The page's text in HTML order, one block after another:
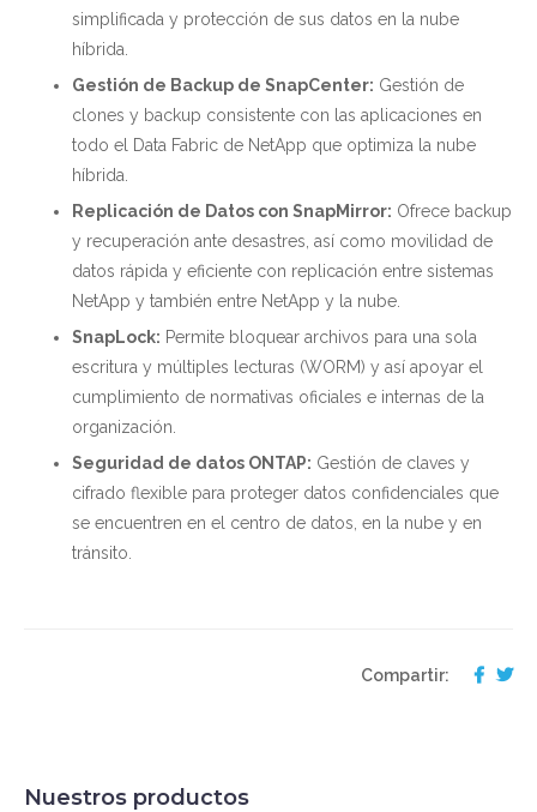
simplificada y protección de sus datos en la nube
híbrida.
Gestión de Backup de SnapCenter: Gestión de
clones y backup consistente con las aplicaciones en
todo el Data Fabric de NetApp que optimiza la nube
híbrida.
Replicación de Datos con SnapMirror: Ofrece backup
y recuperación ante desastres, así como movilidad de
datos rápida y eficiente con replicación entre sistemas
NetApp y también entre NetApp y la nube.
SnapLock: Permite bloquear archivos para una sola
escritura y múltiples lecturas (WORM) y así apoyar el
cumplimiento de normativas oficiales e internas de la
organización.
Seguridad de datos ONTAP: Gestión de claves y
cifrado flexible para proteger datos confidenciales que
se encuentren en el centro de datos, en la nube y en
tránsito.
Compartir:
Nuestros productos